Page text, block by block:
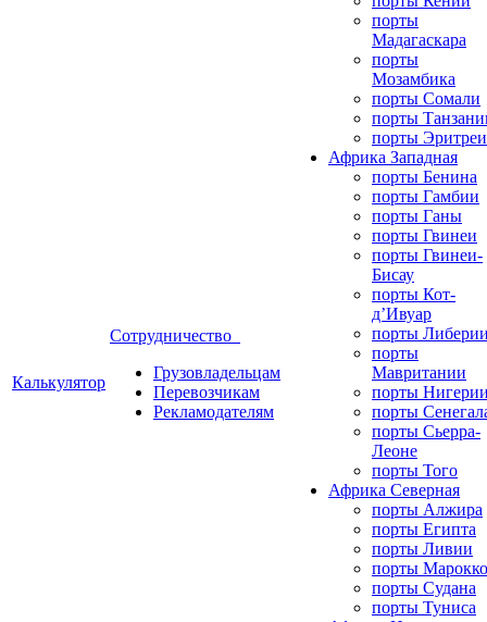
Калькулятор
Сотрудничество
Грузовладельцам
Перевозчикам
Рекламодателям
порты
Мадагаскара
порты
Мозамбика
порты Сомали
порты
порты Эритреи
Африка Западная
порты Бенина
порты Гамбии
порты Ганы
порты Гвинеи
порты Гвинеи-
Бисау
порты Кот-
д’Ивуар
порты
порты
Мавритании
порты
порты
порты Сьерра-
Леоне
порты Того
Африка Северная
порты Алжира
порты Египта
порты Ливии
порты Марокко
порты Судана
порты Туниса